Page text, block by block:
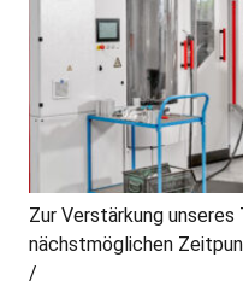
Zur Verstärkung unseres
nächstmöglichen